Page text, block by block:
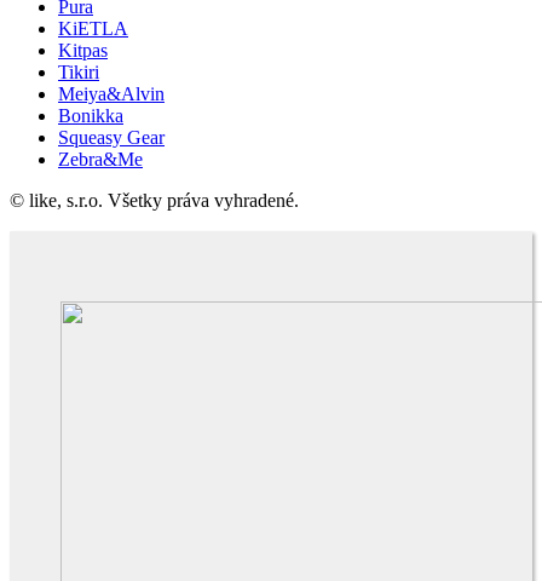
Pura
KiETLA
Kitpas
Tikiri
Meiya&Alvin
Bonikka
Squeasy Gear
Zebra&Me
© like, s.r.o. Všetky práva vyhradené.